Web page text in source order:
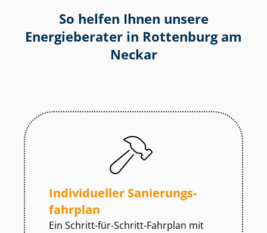
So helfen Ihnen unsere
Energieberater in Rottenburg am
Neckar
Individueller Sa­nie­rungs­
fahr­plan
Ein Schritt-für-Schritt-Fahrplan mit